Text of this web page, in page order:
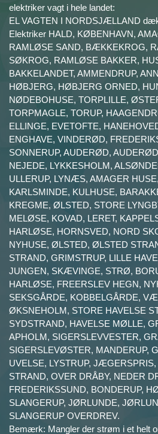
elektriker vagt i hele landet:
EL VAGTEN I NORDSJÆLLAND
Elektriker HALD, KØBENHAVN,
RAMLØSE SAND, BÆKKEKROG,
SØKROG, RAMLØSE BAKKER,
BAKKELANDET, AMMENDRUP,
HØBJERG, HØBJERG ORNED,
NØDEBOHUSE, TORPLILLE,
TORPMAGLE, TORUP,
ELLINGE, EVETOFTE,
ENGHAVE, VINDERØD,
SONNERUP, AUDERØD,
NEJEDE, LYKKESHOLM,
ULLERUP, LYNÆS, AMAGER
KARLSMINDE, KULHUSE,
KREGME, ØLSTED, STORE
MELØSE, KOVAD, LERET,
HARLØSE, HORNSVED, NORD
NYHUSE, ØLSTED, ØLSTED
STRAND, GRIMSTRUP, LILLE
JUNGEN, SKÆVINGE, STRØ,
HARLØSE, FREERSLEV HEGN,
SEKSGÅRDE, KOBBELGÅRDE,
ØKSNEHOLM, STORE HAVELSE
SYDSTRAND, HAVELSE MØLLE,
APHOLM, SIGERSLEVVESTER,
SIGERSLEVØSTER, MANDERUP,
UVELSE, LYSTRUP,
STRAND, OVER DRÅBY, NEDER
FREDERIKSSUND, BONDERUP,
SLANGERUP, JØRLUNDE,
SLANGERUP OVERDREV.
Bemærk: Mangler der strøm i et helt